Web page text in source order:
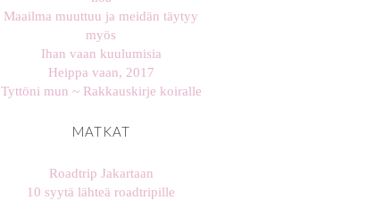
Maailma muuttuu ja meidän täytyy
myös
Ihan vaan kuulumisia
Heippa vaan, 2017
Tyttöni mun ~ Rakkauskirje koiralle
MATKAT
Roadtrip Jakartaan
10 syytä lähteä roadtripille